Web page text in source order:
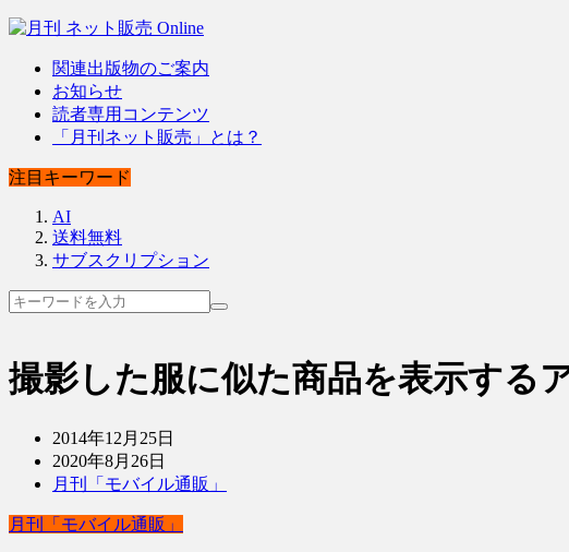
関連出版物のご案内
お知らせ
読者専用コンテンツ
「月刊ネット販売」とは？
注目キーワード
AI
送料無料
サブスクリプション
撮影した服に似た商品を表示す
2014年12月25日
2020年8月26日
月刊「モバイル通販」
月刊「モバイル通販」